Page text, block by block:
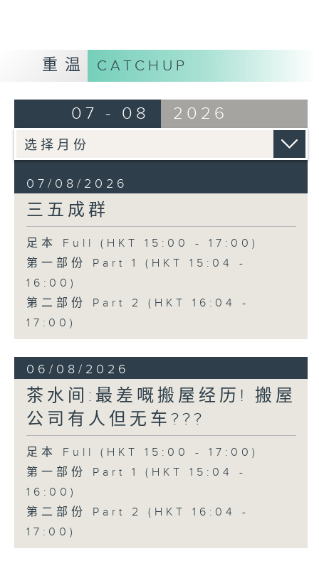
重温 CATCHUP
07 - 08 2026
07/08/2026
三五成群
足本 Full (HKT 15:00 - 17:00)
第一部份 Part 1 (HKT 15:04 -
16:00)
第二部份 Part 2 (HKT 16:04 -
17:00)
06/08/2026
茶水间:最差嘅搬屋经历! 搬屋
公司有人但无车???
足本 Full (HKT 15:00 - 17:00)
第一部份 Part 1 (HKT 15:04 -
16:00)
第二部份 Part 2 (HKT 16:04 -
17:00)